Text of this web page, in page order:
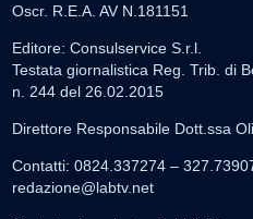
Oscr. R.E.A. AV N.181151
Editore: Consulservice S.r.l.
Testata giornalistica Reg. Trib. di
n. 244 del 26.02.2015
Direttore Responsabile Dott.ssa
Contatti: 0824.337274 –
redazione@labtv.net